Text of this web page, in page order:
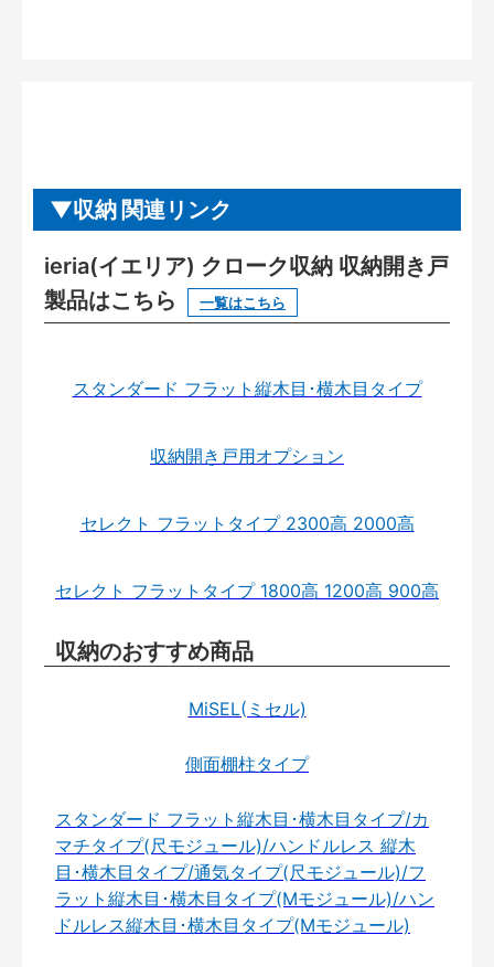
収納 関連リンク
ieria(イエリア) クローク収納 収納開き戸
製品はこちら
一覧はこちら
スタンダード フラット縦木目･横木目タイプ
収納開き戸用オプション
セレクト フラットタイプ 2300高 2000高
セレクト フラットタイプ 1800高 1200高 900高
収納のおすすめ商品
MiSEL(ミセル)
側面棚柱タイプ
スタンダード フラット縦木目･横木目タイプ/カ
マチタイプ(尺モジュール)/ハンドルレス 縦木
目･横木目タイプ/通気タイプ(尺モジュール)/フ
ラット縦木目･横木目タイプ(Mモジュール)/ハン
ドルレス縦木目･横木目タイプ(Mモジュール)